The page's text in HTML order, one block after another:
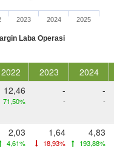
Laba Operasi
2023 2024 2025
2022 2023
2024
12,46
71,50%
-
-
-
-
2,03
4,61%
1,64
18,93%
4,83
193,88%